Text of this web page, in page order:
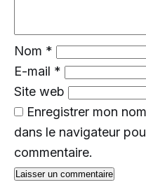
Nom *
E-mail *
Site web
Enregistrer mon
dans le navigateur
commentaire.